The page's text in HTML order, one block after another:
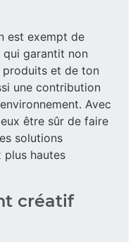
est exempt de
qui garantit non
produits et de ton
une contribution
Avec
être sûr de faire
solutions
plus hautes
créatif